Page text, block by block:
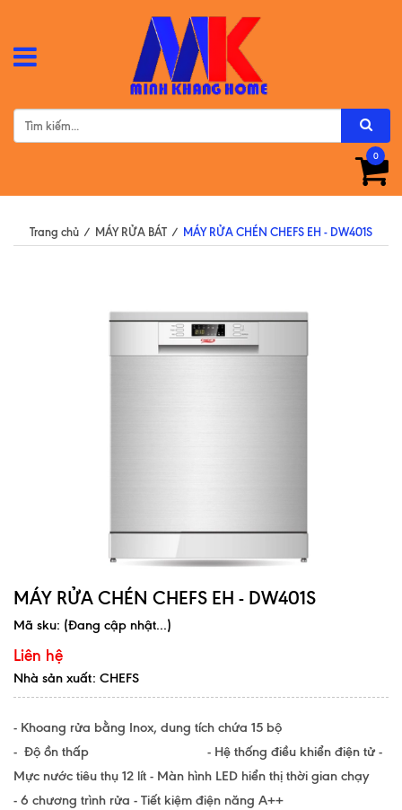
0
Trang chủ / MÁY RỬA BÁT / MÁY RỬA CHÉN CHEFS EH - DW401S
MÁY RỬA CHÉN CHEFS EH - DW401S
Mã sku: (Đang cập nhật...)
Liên hệ
Nhà sản xuất: CHEFS
- Khoang rửa bằng Inox, dung tích chứa 15 bộ
- Độ ồn thấp - Hệ thống điều khiển điện tử -
Mực nước tiêu thụ 12 lít - Màn hình LED hiển thị thời gian chạy
- 6 chương trình rửa - Tiết kiệm điện năng A++